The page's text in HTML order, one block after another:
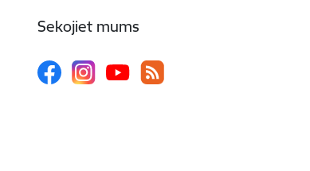
Sekojiet mums